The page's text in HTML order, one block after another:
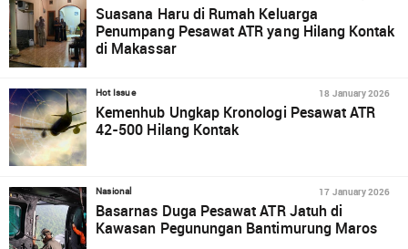
Suasana Haru di Rumah Keluarga
Penumpang Pesawat ATR yang Hilang Kontak
di Makassar
Hot Issue 18 January 2026
Kemenhub Ungkap Kronologi Pesawat ATR
42-500 Hilang Kontak
Nasional 17 January 2026
Basarnas Duga Pesawat ATR Jatuh di
Kawasan Pegunungan Bantimurung Maros